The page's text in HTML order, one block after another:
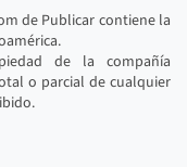
de Publicar contiene la
de la compañía
o parcial de cualquier